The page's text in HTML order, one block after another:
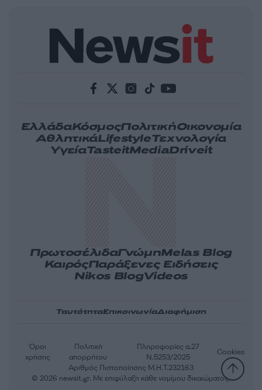
ΕλλάδαΚόσμοςΠολιτικήΟικονομία
ΑθλητικάLifestyleΤεχνολογία
ΥγείαTasteitMediaDriveit
ΠρωτοσέλιδαΓνώμηMelas Blog
ΚαιρόςΠαράξενες Ειδήσεις
Nikos BlogVideos
ΤαυτότηταΕπικοινωνίαΔιαφήμιση
Αριθμός Πιστοποίησης Μ.Η.Τ.232163
Όροι
χρήσης
Πολιτική
απορρήτου
Πληροφορίες α.27
Ν.5253/2025
Cookies
© 2026 newsit.gr. Με επιφύλαξη κάθε νομίμου δικαιώματος.